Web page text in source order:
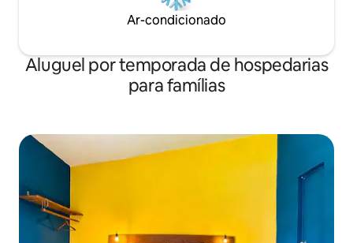
Ar-condicionado
Aluguel por temporada de hospedarias
para famílias